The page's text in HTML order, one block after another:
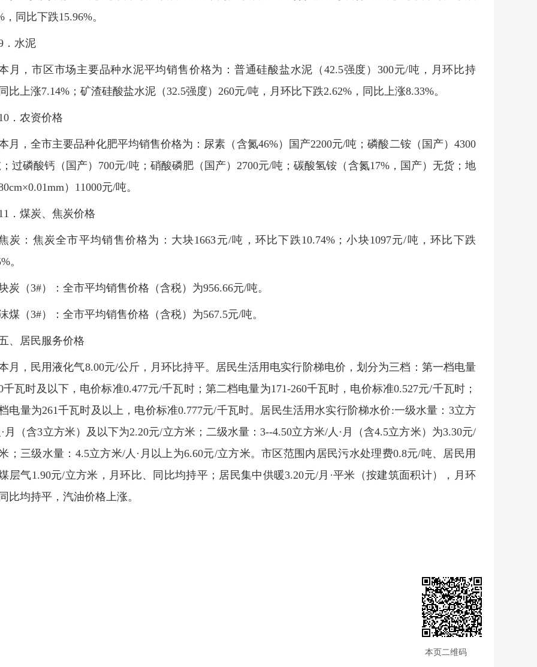
，同比下跌15.96%。
．水泥
月，市区市场主要品种水泥平均销售价格为：普通硅酸盐水泥（42.5强度）300元/吨，月环比持
比上涨7.14%；矿渣硅酸盐水泥（32.5强度）260元/吨，月环比下跌2.62%，同比上涨8.33%。
．农资价格
月，全市主要品种化肥平均销售价格为：尿素（含氮46%）国产2200元/吨；磷酸二铵（国产）4300
过磷酸钙（国产）700元/吨；硝酸磷肥（国产）2700元/吨；碳酸氢铵（含氮17%，国产）无货；地
）11000元/吨。
．煤炭、焦炭价格
炭：焦炭全市平均销售价格为：大块1663元/吨，环比下跌10.74%；小块1097元/吨，环比下跌
。
炭（3#）：全市平均销售价格（含税）为956.66元/吨。
煤（3#）：全市平均销售价格（含税）为567.5元/吨。
、居民服务价格
月，民用液化气8.00元/公斤，月环比持平。居民生活用电实行阶梯电价，划分为三档：第一档电量
千瓦时及以下，电价标准0.477元/千瓦时；第二档电量为171-260千瓦时，电价标准0.527元/千瓦时；
电量为261千瓦时及以上，电价标准0.777元/千瓦时。居民生活用水实行阶梯水价:一级水量：3立方
月（含3立方米）及以下为2.20元/立方米；二级水量：3--4.50立方米/人·月（含4.5立方米）为3.30元/
；三级水量：4.5立方米/人·月以上为6.60元/立方米。市区范围内居民污水处理费0.8元/吨、居民用
层气1.90元/立方米，月环比、同比均持平；居民集中供暖3.20元/月·平米（按建筑面积计），月环
比均持平，汽油价格上涨。
本页二维码